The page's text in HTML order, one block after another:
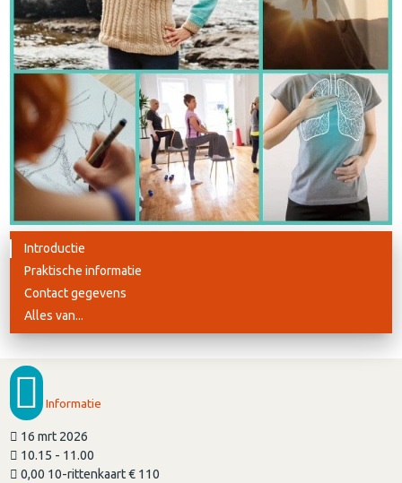
Introductie
Praktische informatie
Contact gegevens
Alles van...
Informatie
16 mrt 2026
10.15 - 11.00
0,00 10-rittenkaart € 110